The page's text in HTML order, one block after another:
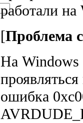
работали
[Проблема
На Windows
ошибка